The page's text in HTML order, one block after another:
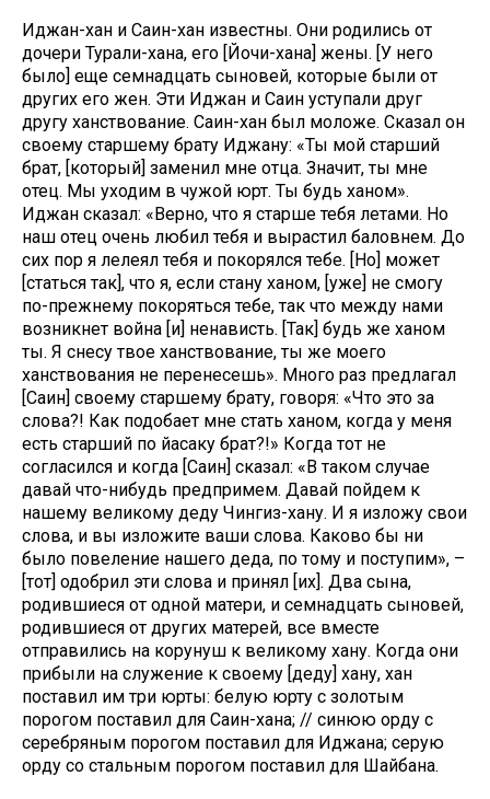
Иджан-хан и Саин-хан известны. Они родились от
дочери Турали-хана, его [Йочи-хана] жены. [У него
было] еще семнадцать сыновей, которые были от
других его жен. Эти Иджан и Саин уступали друг
другу ханствование. Саин-хан был моложе. Сказал он
своему старшему брату Иджану: «Ты мой старший
брат, [который] заменил мне отца. Значит, ты мне
отец. Мы уходим в чужой юрт. Ты будь ханом».
Иджан сказал: «Верно, что я старше тебя летами. Но
наш отец очень любил тебя и вырастил баловнем. До
сих пор я лелеял тебя и покорялся тебе. [Но] может
[статься так], что я, если стану ханом, [уже] не смогу
по-прежнему покоряться тебе, так что между нами
возникнет война [и] ненависть. [Так] будь же ханом
ты. Я снесу твое ханствование, ты же моего
ханствования не перенесешь». Много раз предлагал
[Саин] своему старшему брату, говоря: «Что это за
слова?! Как подобает мне стать ханом, когда у меня
есть старший по йасаку брат?!» Когда тот не
согласился и когда [Саин] сказал: «В таком случае
давай что-нибудь предпримем. Давай пойдем к
нашему великому деду Чингиз-хану. И я изложу свои
слова, и вы изложите ваши слова. Каково бы ни
было повеление нашего деда, по тому и поступим», –
[тот] одобрил эти слова и принял [их]. Два сына,
родившиеся от одной матери, и семнадцать сыновей,
родившиеся от других матерей, все вместе
отправились на корунуш к великому хану. Когда они
прибыли на служение к своему [деду] хану, хан
поставил им три юрты: белую юрту с золотым
порогом поставил для Саин-хана; // синюю орду с
серебряным порогом поставил для Иджана; серую
орду со стальным порогом поставил для Шайбана.